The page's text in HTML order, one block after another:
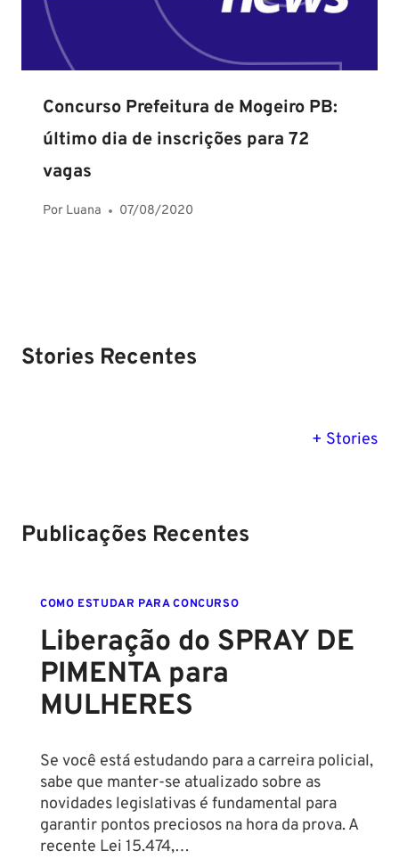
Concurso Prefeitura de Mogeiro PB:
último dia de inscrições para 72
vagas
Por Luana 07/08/2020
Stories Recentes
+ Stories
MG:
Publicações Recentes
COMO ESTUDAR PARA CONCURSO
Liberação do SPRAY DE
PIMENTA para
MULHERES
Se você está estudando para a carreira policial,
sabe que manter-se atualizado sobre as
novidades legislativas é fundamental para
garantir pontos preciosos na hora da prova. A
recente Lei 15.474,…